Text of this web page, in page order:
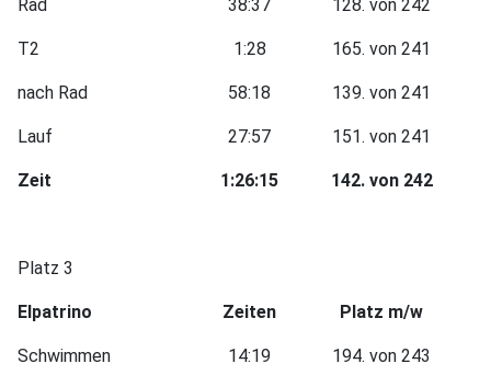
Rad 38:37 128. von 242
T2 1:28 165. von 241
nach Rad 58:18 139. von 241
Lauf 27:57 151. von 241
Zeit 1:26:15 142. von 242
Platz 3
Elpatrino Zeiten Platz m/w
Schwimmen 14:19 194. von 243